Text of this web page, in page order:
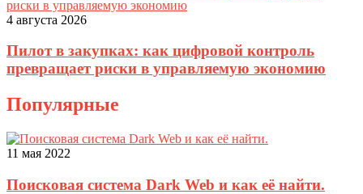
4 августа 2026
Пилот в закупках: как цифровой контроль
превращает риски в управляемую экономию
Популярные
11 мая 2022
Поисковая система Dark Web и как её найти.